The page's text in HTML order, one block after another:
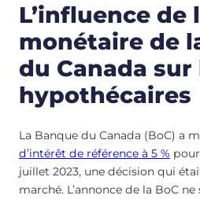
L’influence
monétaire de
du Canada
hypothécaires
La Banque du Canada (BoC) a
d’intérêt de référence à 5 %
juillet 2023, une décision qui
marché. L’annonce de la BoC